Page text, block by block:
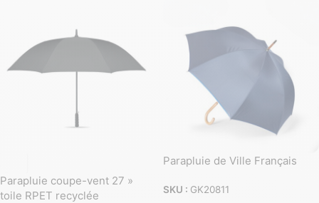
Parapluie coupe-vent 27 »
toile RPET recyclée
Parapluie de Ville Français
SKU : GK20811